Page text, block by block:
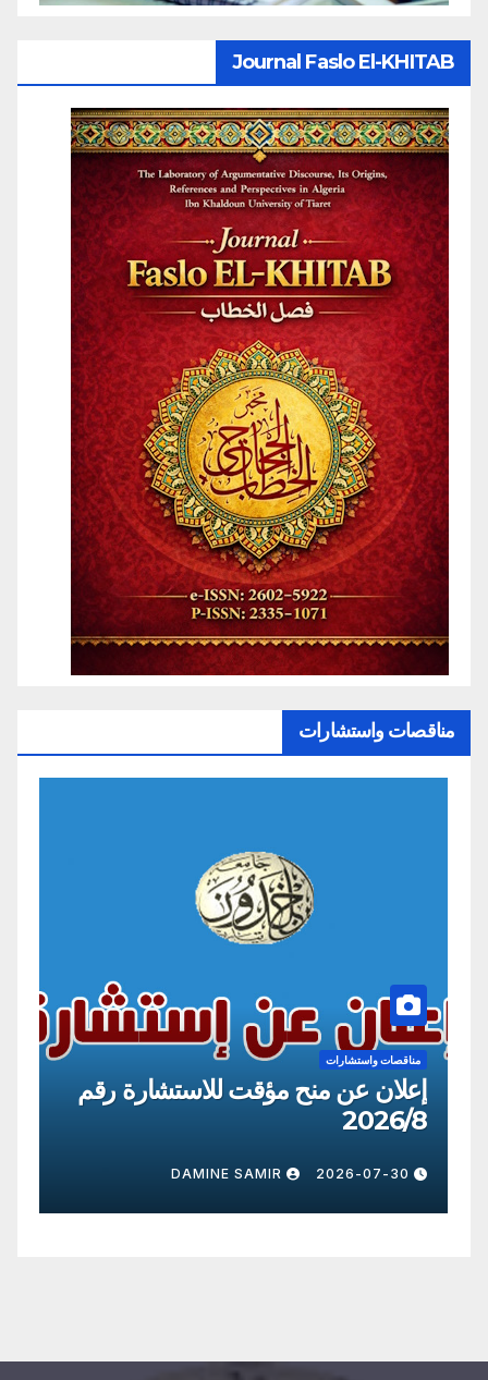
Journal Faslo El-KHITAB
مناقصات واستشارات
مناقصات واستشارات
إعلان عن منح مؤقت للاستشارة رقم
2026/8
2026-07-30
DAMINE SAMIR